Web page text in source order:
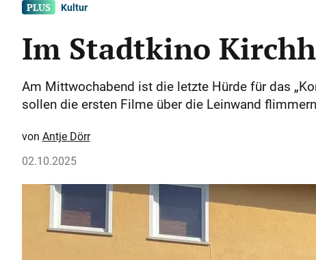
Kultur
Im Stadtkino
Am Mittwochabend ist die letzte Hürde für das
sollen die ersten Filme über die Leinwand
Antje Dörr
02.10.2025